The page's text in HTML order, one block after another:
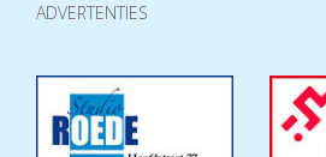
ADVERTENTIES